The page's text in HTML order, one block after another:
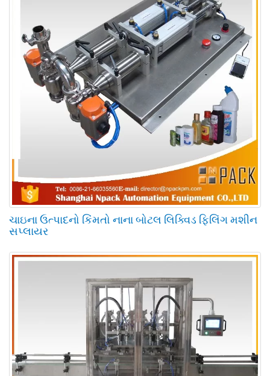
ચાઇના ઉત્પાદનો કિંમતો નાના બોટલ લિક્વિડ ફિલિંગ મશીન
સપ્લાયર